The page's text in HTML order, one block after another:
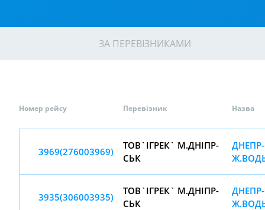
ЗА ПЕРЕВІЗНИКАМИ
Номер рейсу Перевізник Назва
3969(276003969)
ТОВ`IГРЕК` М.ДНIПР-
СЬК
3935(306003935)
ТОВ`IГРЕК` М.ДНIПР-
СЬК